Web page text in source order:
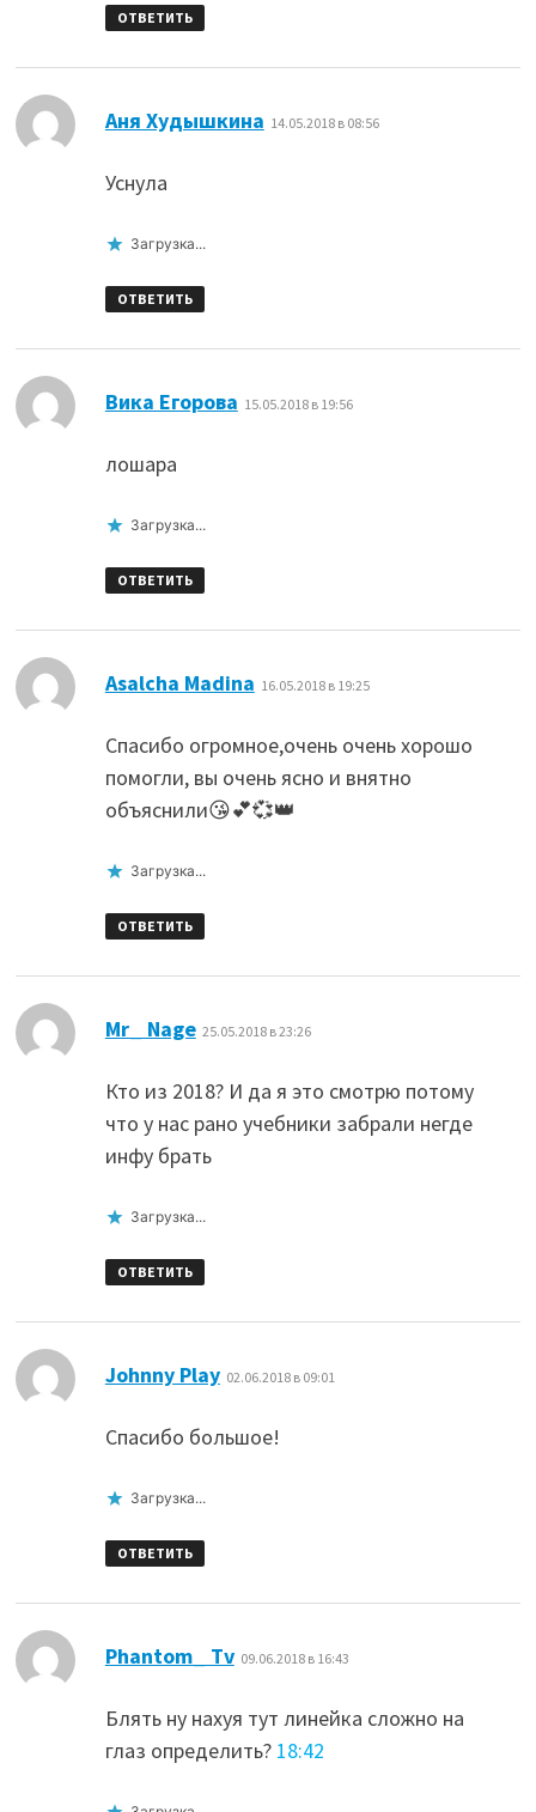
ОТВЕТИТЬ
Аня Худышкина 14.05.2018 в 08:56
Уснула
Загрузка...
ОТВЕТИТЬ
Вика Егорова 15.05.2018 в 19:56
лошара
Загрузка...
ОТВЕТИТЬ
Asalcha Madina 16.05.2018 в 19:25
Спасибо огромное,очень очень хорошо
помогли, вы очень ясно и внятно
объяснили😘💕💞👑
Загрузка...
ОТВЕТИТЬ
Mr_ Nage: 25.05.2018 в 23:26
Кто из 2018? И да я это смотрю потому
что у нас рано учебники забрали негде
инфу брать
Загрузка...
ОТВЕТИТЬ
Johnny Play: 02.06.2018 в 09:01
Спасибо большое!
Загрузка...
ОТВЕТИТЬ
Phantom_ Tv: 09.06.2018 в 16:43
Блять ну нахуя тут линейка сложно на
глаз определить? 18:42